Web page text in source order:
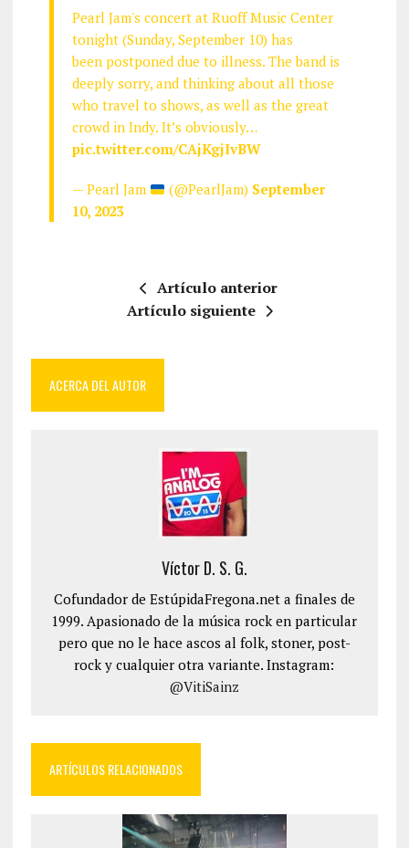
Pearl Jam's concert at Ruoff Music Center
tonight (Sunday, September 10) has
been postponed due to illness. The band is
deeply sorry, and thinking about all those
who travel to shows, as well as the great
crowd in Indy. It’s obviously…
pic.twitter.com/CAjKgjIvBW
— Pearl Jam (@PearlJam) September
10, 2023
Artículo anterior
Artículo siguiente
ACERCA DEL AUTOR
Víctor D. S. G.
Cofundador de EstúpidaFregona.net a finales de
1999. Apasionado de la música rock en particular
pero que no le hace ascos al folk, stoner, post-
rock y cualquier otra variante. Instagram:
@VitiSainz
ARTÍCULOS RELACIONADOS